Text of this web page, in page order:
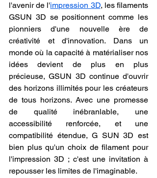
l'avenir de l'impression 3D, les filaments
GSUN 3D se positionnent comme les
pionniers d'une nouvelle ère de
créativité et d'innovation. Dans un
monde où la capacité à matérialiser nos
idées devient de plus en plus
précieuse, GSUN 3D continue d'ouvrir
des horizons illimités pour les créateurs
de tous horizons. Avec une promesse
de qualité inébranlable, une
accessibilité renforcée, et une
compatibilité étendue, G SUN 3D est
bien plus qu'un choix de filament pour
l'impression 3D ; c'est une invitation à
repousser les limites de l'imaginable.